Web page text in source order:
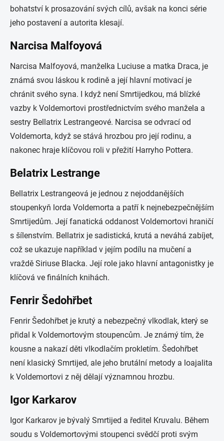
bohatství k prosazování svých cílů, avšak na konci série
jeho postavení a autorita klesají.
Narcisa Malfoyová
Narcisa Malfoyová, manželka Luciuse a matka Draca, je
známá svou láskou k rodině a její hlavní motivací je
chránit svého syna. I když není Smrtijedkou, má blízké
vazby k Voldemortovi prostřednictvím svého manžela a
sestry Bellatrix Lestrangeové. Narcisa se odvrací od
Voldemorta, když se stává hrozbou pro její rodinu, a
nakonec hraje klíčovou roli v přežití Harryho Pottera.
Belatrix Lestrange
Bellatrix Lestrangeová je jednou z nejoddanějších
stoupenkyň lorda Voldemorta a patří k nejnebezpečnějším
Smrtijedům. Její fanatická oddanost Voldemortovi hraničí
s šílenstvím. Bellatrix je sadistická, krutá a neváhá zabíjet,
což se ukazuje například v jejím podílu na mučení a
vraždě Siriuse Blacka. Její role jako hlavní antagonistky je
klíčová ve finálních knihách.
Fenrir Šedohřbet
Fenrir Šedohřbet je krutý a nebezpečný vlkodlak, který se
přidal k Voldemortovým stoupencům. Je známý tím, že
kousne a nakazí děti vlkodlačím prokletím. Šedohřbet
není klasický Smrtijed, ale jeho brutální metody a loajalita
k Voldemortovi z něj dělají významnou hrozbu.
Igor Karkarov
Igor Karkarov je bývalý Smrtijed a ředitel Kruvalu. Během
soudu s Voldemortovými stoupenci svědčí proti svým